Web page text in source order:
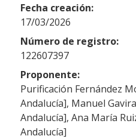
Fecha creación:
17/03/2026
Número de registro:
122607397
Proponente:
Purificación Fernández
Andalucía], Manuel
Andalucía], Ana María
Andalucía]